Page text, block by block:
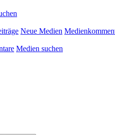
Neue Medien
Medien suchen